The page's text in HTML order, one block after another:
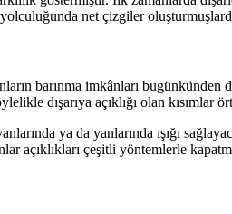
net çizgiler
barınma imkânları bugünkünden
dışarıya açıklığı olan kısımlar
ya da yanlarında ışığı
açıklıkları çeşitli yöntemlerle